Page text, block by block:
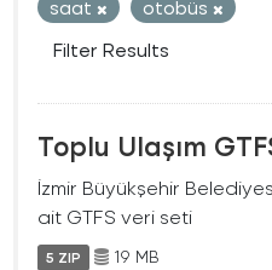
saat
otobüs
Filter Results
Toplu Ulaşım
İzmir Büyükşehir
ait GTFS veri seti
5 ZIP 19 MB